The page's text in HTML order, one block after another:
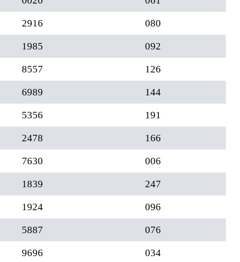
2916 080
1985 092
8557 126
6989 144
5356 191
2478 166
7630 006
1839 247
1924 096
5887 076
9696 034